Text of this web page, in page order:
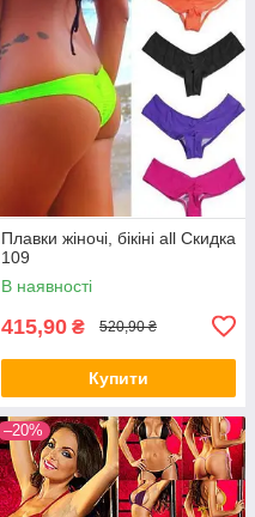
Плавки жіночі, бікіні all Скидка
109
В наявності
415,90 ₴ 520,90 ₴
Купити
–20%